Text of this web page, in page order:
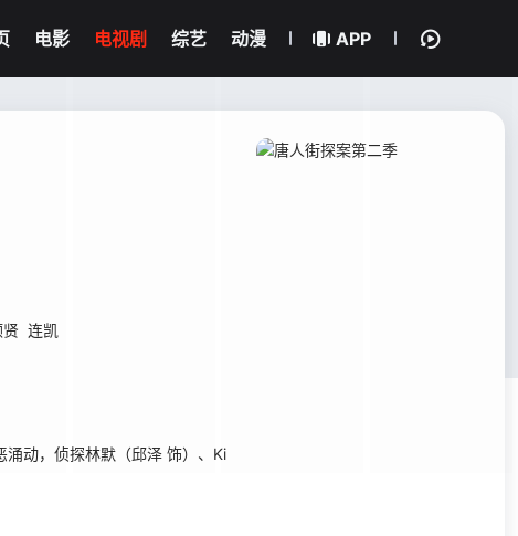
电影 电视剧 综艺 动漫 APP
连凯
动，侦探林默（邱泽 饰）、Ki